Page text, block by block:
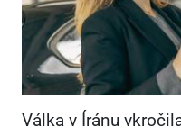
Válka v Íránu